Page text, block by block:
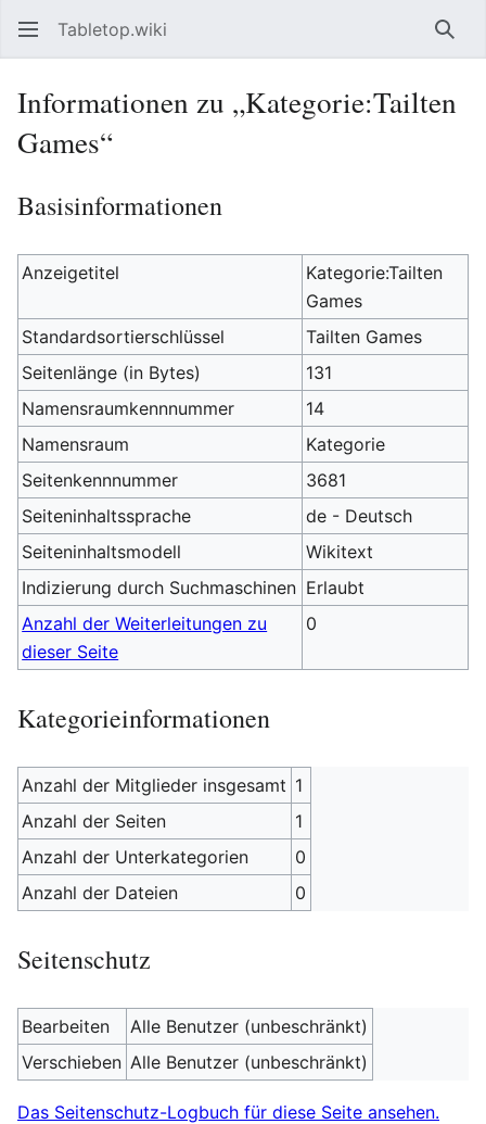
Tabletop.wiki
Informationen zu „Kategorie:Tailten
Games“
Basisinformationen
Anzeigetitel
Kategorie:Tailten
Games
Standardsortierschlüssel
Tailten Games
Seitenlänge (in Bytes)
131
Namensraumkennnummer
14
Namensraum
Kategorie
Seitenkennnummer
3681
Seiteninhaltssprache
de - Deutsch
Seiteninhaltsmodell
Wikitext
Indizierung durch Suchmaschinen Erlaubt
Anzahl der Weiterleitungen zu
dieser Seite
0
Kategorieinformationen
Anzahl der Mitglieder insgesamt 1
Anzahl der Seiten
1
Anzahl der Unterkategorien
0
Anzahl der Dateien
0
Seitenschutz
Bearbeiten
Alle Benutzer (unbeschränkt)
Verschieben Alle Benutzer (unbeschränkt)
Das Seitenschutz-Logbuch für diese Seite ansehen.